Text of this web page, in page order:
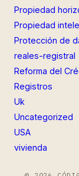
Propiedad
Propiedad
Protección de
reales-registral
Reforma del
Registros
Uk
Uncategorized
USA
vivienda